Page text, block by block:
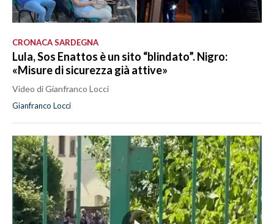
CRONACA SARDEGNA
Lula, Sos Enattos è un sito “blindato”. Nigro:
«Misure di sicurezza già attive»
Video di Gianfranco Locci
Gianfranco Locci